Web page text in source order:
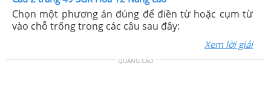
Chọn một phương án đúng để điền từ hoặc cụm từ
vào chỗ trống trong các câu sau đây:
Xem lời giải
QUẢNG CÁO